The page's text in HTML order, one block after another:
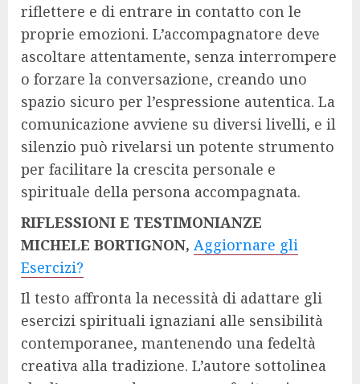
riflettere e di entrare in contatto con le
proprie emozioni. L’accompagnatore deve
ascoltare attentamente, senza interrompere
o forzare la conversazione, creando uno
spazio sicuro per l’espressione autentica. La
comunicazione avviene su diversi livelli, e il
silenzio può rivelarsi un potente strumento
per facilitare la crescita personale e
spirituale della persona accompagnata.
RIFLESSIONI E TESTIMONIANZE
MICHELE BORTIGNON, Aggiornare gli
Esercizi?
Il testo affronta la necessità di adattare gli
esercizi spirituali ignaziani alle sensibilità
contemporanee, mantenendo una fedeltà
creativa alla tradizione. L’autore sottolinea